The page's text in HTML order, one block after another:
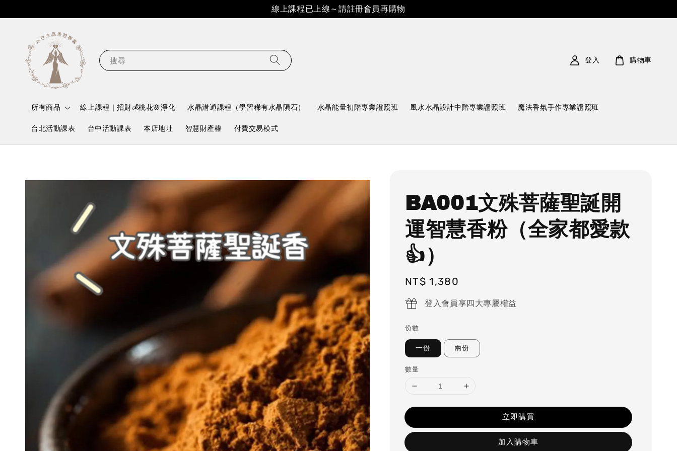
線上課程已上線～請註冊會員再購物
搜尋
所有商品 線上課程｜招財💰桃花🌸淨化 水晶溝通課程（學習稀有水晶隕石） 水晶能量初階專業證照班 風水水晶設計中階專業證照班 魔法香氛手作專業證照班
台北活動課表 台中活動課表 本店地址 智慧財產權 付費交易模式
登入 購物車
BA001文殊菩薩聖誕開
運智慧香粉（全家都愛款
👍）
Regular
price
NT$ 1,380
登入會員享四大專屬權益
份數
一份 兩份
數量
立即購買
加入購物車